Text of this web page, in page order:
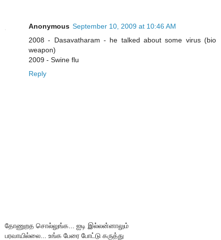
Anonymous September 10, 2009 at 10:46 AM
2008 - Dasavatharam - he talked about some virus (bio
weapon)
2009 - Swine flu
Reply
தோணுறத சொல்லுங்க... ஐடி இல்லன்னாலும்
பரவாயில்லை... உங்க பேரை போட்டு கருத்து